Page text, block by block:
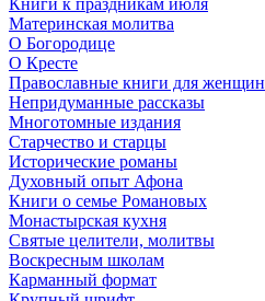
Книги к праздникам июля
Материнская молитва
О Богородице
О Кресте
Православные книги для женщин
Непридуманные рассказы
Многотомные издания
Старчество и старцы
Исторические романы
Духовный опыт Афона
Книги о семье Романовых
Монастырская кухня
Святые целители, молитвы
Воскресным школам
Карманный формат